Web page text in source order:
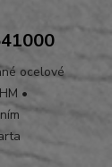
ocelové
•